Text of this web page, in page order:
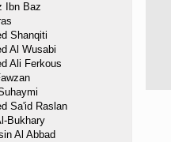
Ibn Baz
Shanqiti
Al Wusabi
Ali Ferkous
Sa'id Raslan
Bukhary
Al Abbad